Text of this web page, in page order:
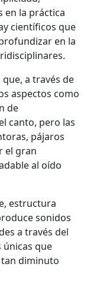
en la práctica
científicos que
en la
a través de
aspectos como
de
canto, pero las
pájaros
el gran
al oído
estructura
sonidos
a través del
únicas que
tan diminuto